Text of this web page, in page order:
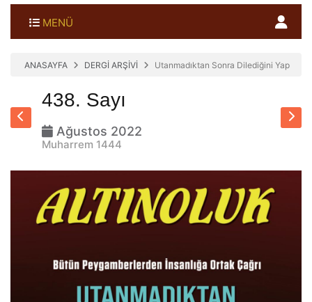
MENÜ
ANASAYFA DERGİ ARŞİVİ Utanmadıktan Sonra Dilediğini Yap
438. Sayı
Ağustos 2022
Muharrem 1444